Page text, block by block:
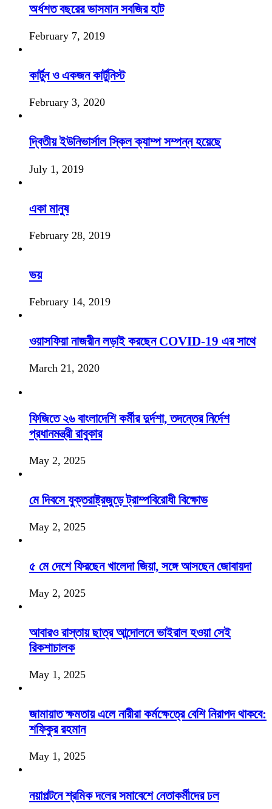
অর্ধশত বছরের ভাসমান সবজির হাট
February 7, 2019
কার্টুন ও একজন কার্টুনিস্ট
February 3, 2020
দ্বিতীয় ইউনিভার্সাল স্কিল ক্যাম্প সম্পন্ন হয়েছে
July 1, 2019
একা মানুষ
February 28, 2019
ভয়
February 14, 2019
ওয়াসফিয়া নাজরীন লড়াই করছেন COVID-19 এর সাথে
March 21, 2020
ফিজিতে ২৬ বাংলাদেশি কর্মীর দুর্দশা, তদন্তের নির্দেশ
প্রধানমন্ত্রী রাবুকার
May 2, 2025
মে দিবসে যুক্তরাষ্ট্রজুড়ে ট্রাম্পবিরোধী বিক্ষোভ
May 2, 2025
৫ মে দেশে ফিরছেন খালেদা জিয়া, সঙ্গে আসছেন জোবায়দা
May 2, 2025
আবারও রাস্তায় ছাত্র আন্দোলনে ভাইরাল হওয়া সেই
রিকশাচালক
May 1, 2025
জামায়াত ক্ষমতায় এলে নারীরা কর্মক্ষেত্রে বেশি নিরাপদ থাকবে:
শফিকুর রহমান
May 1, 2025
নয়াপল্টনে শ্রমিক দলের সমাবেশে নেতাকর্মীদের ঢল